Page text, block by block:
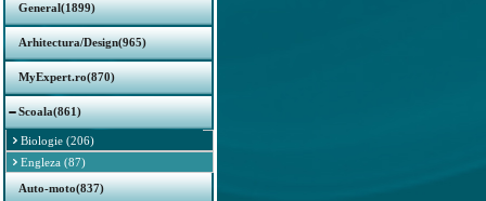
General(1899)
Arhitectura/Design(965)
MyExpert.ro(870)
Scoala(861)
Biologie (206)
Engleza (87)
Auto-moto(837)